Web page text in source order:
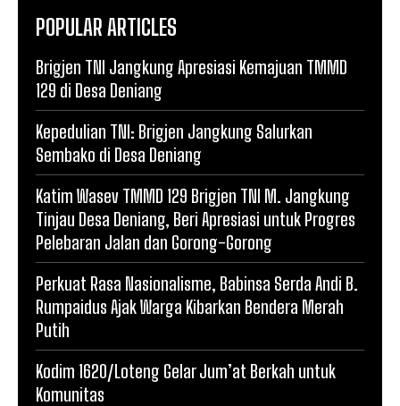
POPULAR ARTICLES
Brigjen TNI Jangkung Apresiasi Kemajuan TMMD
129 di Desa Deniang
Kepedulian TNI: Brigjen Jangkung Salurkan
Sembako di Desa Deniang
Katim Wasev TMMD 129 Brigjen TNI M. Jangkung
Tinjau Desa Deniang, Beri Apresiasi untuk Progres
Pelebaran Jalan dan Gorong-Gorong
Perkuat Rasa Nasionalisme, Babinsa Serda Andi B.
Rumpaidus Ajak Warga Kibarkan Bendera Merah
Putih
Kodim 1620/Loteng Gelar Jum’at Berkah untuk
Komunitas